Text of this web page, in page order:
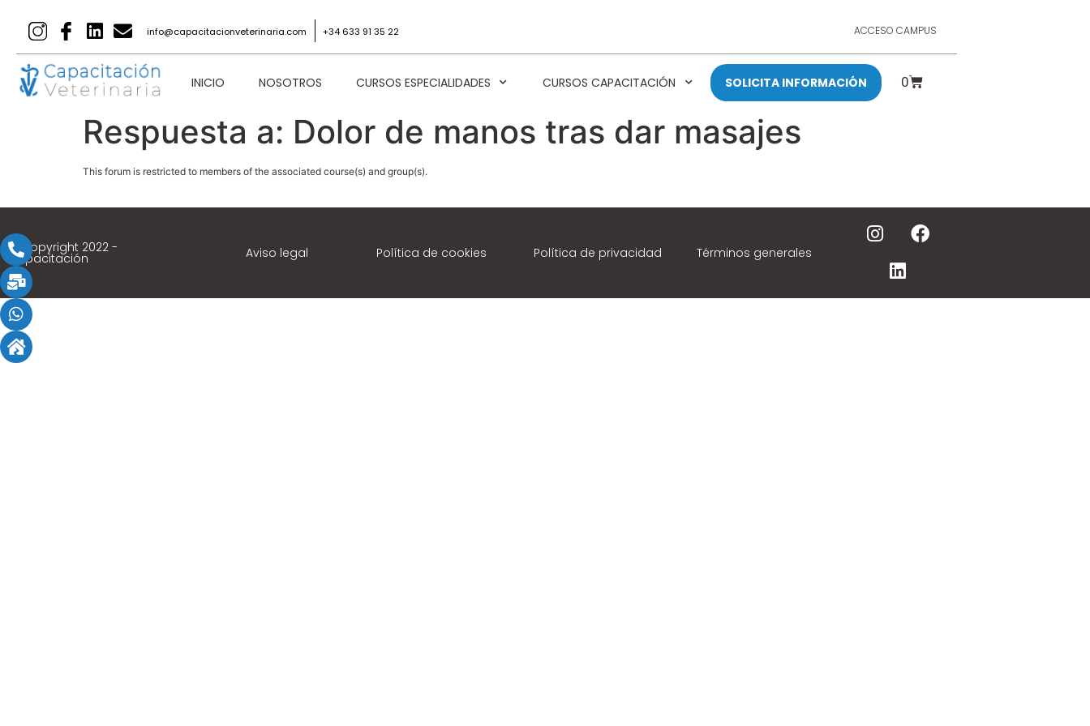
info@capacitacionveterinaria.com +34 633 91 35 22 ACCESO CAMPUS
INICIO NOSOTROS CURSOS ESPECIALIDADES CURSOS CAPACITACIÓN SOLICITA INFORMACIÓN 0
Respuesta a: Dolor de manos tras dar masajes
This forum is restricted to members of the associated course(s) and group(s).
© Copyright 2022 -
Capacitación Aviso legal Política de cookies Política de privacidad Términos generales